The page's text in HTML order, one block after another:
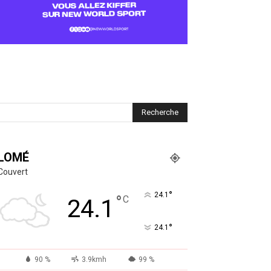
24.1 °C 24.1 °
24.1 °
90 % 3.9kmh 99 %